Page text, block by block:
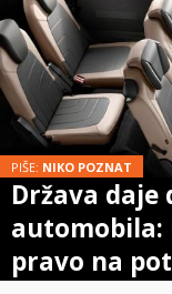
PIŠE: NIKO POZNAT
Država daje
automobila:
pravo na